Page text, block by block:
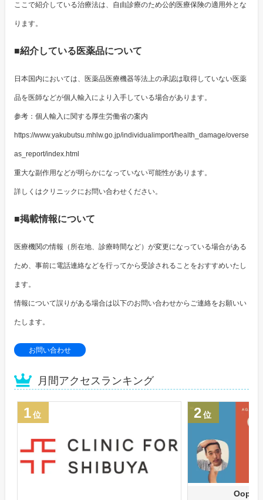
ここで紹介している治療法は、自由診療のため公的医療保険の適用外とな
ります。
■紹介している医薬品について
日本国内においては、医薬品医療機器等法上の承認は取得していない医薬
品を医師などが個人輸入により入手している場合があります。
参考：個人輸入に関する厚生労働省の案内
https://www.yakubutsu.mhlw.go.jp/individualimport/health_damage/overse
as_report/index.html
重大な副作用などが明らかになっていない可能性があります。
詳しくはクリニックにお問い合わせください。
■掲載情報について
医療機関の情報（所在地、診療時間など）が変更になっている場合がある
ため、事前に電話連絡などを行ってから受診されることをおすすめいたし
ます。
情報について誤りがある場合は以下のお問い合わせからご連絡をお願いい
たします。
お問い合わせ
月間アクセスランキング
1位 2位
Oops